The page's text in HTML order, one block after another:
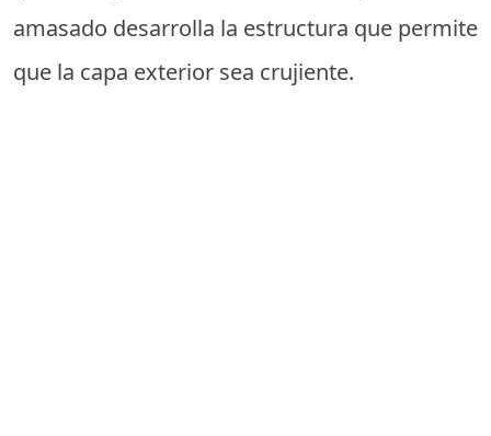
amasado desarrolla la estructura que permite
que la capa exterior sea crujiente.